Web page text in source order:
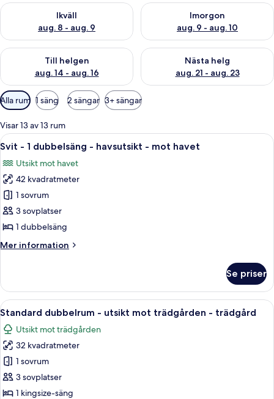
Ikväll
aug. 8 - aug. 9
Kontrollera tillgängligheten för ikväll aug. 8 - aug. 9
Imorgon
aug. 9 - aug. 10
Kontrollera tillgängligheten
Till helgen
aug. 14 - aug. 16
Kontrollera tillgängligheten för den här helgen aug. 14 - aug.
Nästa helg
aug. 21 - aug. 23
Kontrollera tillgängligheten
Tillgängliga
filter
för
rum
Alla rum 1 säng 2 sängar 3+ sängar
Visar 13 av 13 rum
Öppna
alla
foton
för
Svit
-
1
-
mot
havet
Ett rum med en träbänk, ett litet
19
Svit - 1 dubbelsäng - havsutsikt - mot havet
Utsikt mot havet
42 kvadratmeter
1 sovrum
3 sovplatser
1 dubbelsäng
Mer information
Mer
-
dubbelsäng
havsutsikt
mot
havet
Se priser
Öppna
alla
foton
för
Standard
dubbelrum
-
Ett rymligt sovrum med en säng i
8
Standard dubbelrum - utsikt mot trädgården - trädgård
Utsikt mot trädgården
32 kvadratmeter
1 sovrum
3 sovplatser
1 kingsize-säng